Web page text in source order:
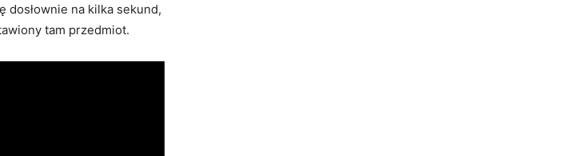
dosłownie na kilka sekund,
tam przedmiot.